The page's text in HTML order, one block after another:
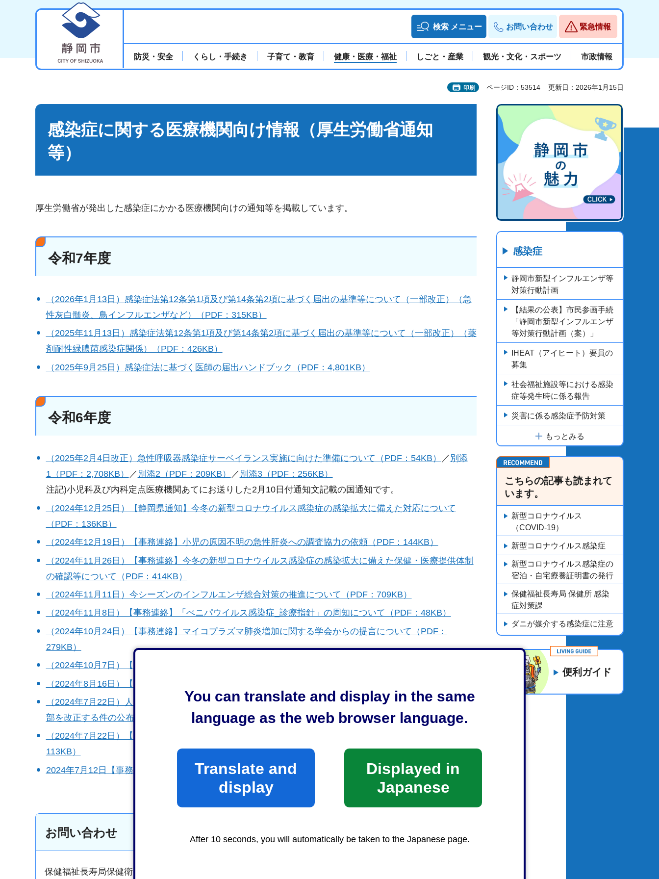
You can translate and display in the same
language as the web browser language.
Translate and
display
Displayed in
Japanese
After 10 seconds, you will automatically be taken to the Japanese page.
検索 メニュー お問い合わせ 緊急情報
防災・安全 くらし・手続き 子育て・教育 健康・医療・福祉 しごと・産業 観光・文化・スポーツ 市政情報
印刷 ページID：53514 更新日：2026年1月15日
感染症に関する医療機関向け情報（厚生労働省通知
等）
厚生労働省が発出した感染症にかかる医療機関向けの通知等を掲載しています。
令和7年度
（2026年1月13日）感染症法第12条第1項及び第14条第2項に基づく届出の基準等について（一部改正）（急
性灰白髄炎、鳥インフルエンザなど）（PDF：315KB）
（2025年11月13日）感染症法第12条第1項及び第14条第2項に基づく届出の基準等について（一部改正）（薬
剤耐性緑膿菌感染症関係）（PDF：426KB）
（2025年9月25日）感染症法に基づく医師の届出ハンドブック（PDF：4,801KB）
令和6年度
（2025年2月4日改正）急性呼吸器感染症サーベイランス実施に向けた準備について（PDF：54KB） ／ 別添
1（PDF：2,708KB）
／ 別添2（PDF：209KB） ／ 別添3（PDF：256KB）
注記)小児科及び内科定点医療機関あてにお送りした2月10日付通知文記載の国通知です。
（2024年12月25日）【静岡県通知】今冬の新型コロナウイルス感染症の感染拡大に備えた対応について
（PDF：136KB）
（2024年12月19日）【事務連絡】小児の原因不明の急性肝炎への調査協力の依頼（PDF：144KB）
（2024年11月26日）【事務連絡】今冬の新型コロナウイルス感染症の感染拡大に備えた保健・医療提供体制
の確認等について（PDF：414KB）
（2024年11月11日）今シーズンのインフルエンザ総合対策の推進について（PDF：709KB）
（2024年11月8日）【事務連絡】「ぺニパウイルス感染症_診療指針」の周知について（PDF：48KB）
（2024年10月24日）【事務連絡】マイコプラズマ肺炎増加に関する学会からの提言について（PDF：
279KB）
（2024年10月7日）【事務連絡】デング熱の国内感染が疑われる症例の発生について（PDF：79KB）
（2024年8月16日）【事務連絡】エムポックスに関する情報提供及び協力依頼について（PDF：1,158KB）
（2024年7月22日）人を発病させるおそれがほとんどないものとして厚生労働大臣が指定する病原体等の一
部を改正する件の公布について（PDF：67KB）
（2024年7月22日）【事務連絡】妊産婦における劇症型溶血性レンサ球菌感染症（STSS）について（PDF：
113KB）
2024年7月12日【事務連絡】オロプーシェ熱に関する情報提供及び協力依頼等について（PDF：79KB）
お問い合わせ
保健福祉長寿局保健衛生医療部保健所感染症対策課結核・感染症係
感染症
静岡市新型インフルエンザ等
対策行動計画
【結果の公表】市民参画手続
「静岡市新型インフルエンザ
等対策行動計画（案）」
IHEAT（アイヒート）要員の
募集
社会福祉施設等における感染
症等発生時に係る報告
災害に係る感染症予防対策
もっとみる
こちらの記事も読まれて
います。
新型コロナウイルス
（COVID-19）
新型コロナウイルス感染症
新型コロナウイルス感染症の
宿泊・自宅療養証明書の発行
保健福祉長寿局 保健所 感染
症対策課
ダニが媒介する感染症に注意
便利ガイド